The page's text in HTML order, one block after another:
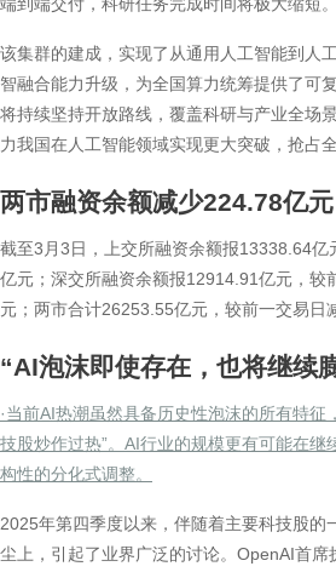
该集群的建成，实现了从通用人工智能到人
智融合能力升级，为全国算力统筹提供了可
将持续坚持开放路线，覆盖科研与产业全场
力我国在人工智能领域实现更大突破，抢占
两市融资余额减少224.78亿元
截至3月3日，上交所融资余额报13338.64亿
亿元；深交所融资余额报12914.91亿元，较
元；两市合计26253.55亿元，较前一交易日
“AI泡沫即使存在，也将继续
·当前AI热潮虽然具备历史性泡沫的所有特征
技股炒作过热”。AI行业的规模更有可能在继
构性的分化式调整。
2025年第四季度以来，伴随着主要科技股的
尘上，引起了业界广泛的讨论。OpenAI首席